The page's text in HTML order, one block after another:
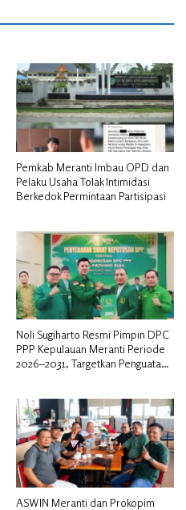
Pemkab Meranti Imbau OPD dan
Pelaku Usaha Tolak Intimidasi
Berkedok Permintaan Partisipasi
Noli Sugiharto Resmi Pimpin DPC
PPP Kepulauan Meranti Periode
2026–2031, Targetkan Penguatan
ASWIN Meranti dan Prokopim